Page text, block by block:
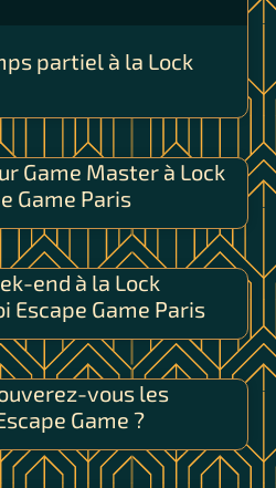
partiel à la Lock
Game Master à Lock
Game Paris
end à la Lock
Escape Game Paris
vous les
Game ?